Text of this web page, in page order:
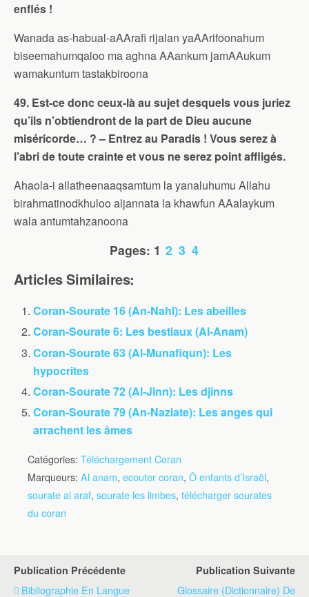
enflés !
Wanada as-habual-aAArafi rijalan yaAArifoonahum
biseemahumqaloo ma aghna AAankum jamAAukum
wamakuntum tastakbiroona
49. Est-ce donc ceux-là au sujet desquels vous juriez
qu’ils n’obtiendront de la part de Dieu aucune
miséricorde… ? – Entrez au Paradis ! Vous serez à
l’abri de toute crainte et vous ne serez point affligés.
Ahaola-i allatheenaaqsamtum la yanaluhumu Allahu
birahmatinodkhuloo aljannata la khawfun AAalaykum
wala antumtahzanoona
Pages: 1 2 3 4
Articles Similaires:
Coran-Sourate 16 (An-Nahl): Les abeilles
Coran-Sourate 6: Les bestiaux (Al-Anam)
Coran-Sourate 63 (Al-Munafiqun): Les
hypocrites
Coran-Sourate 72 (Al-Jinn): Les djinns
Coran-Sourate 79 (An-Naziate): Les anges qui
arrachent les âmes
Catégories: Téléchargement Coran
Marqueurs: Al anam, ecouter coran, Ô enfants d’Israël,
sourate al araf, sourate les limbes, télécharger sourates
du coran
Publication Précédente
Bibliographie En Langue
Publication Suivante
Glossaire (dictionnaire) De